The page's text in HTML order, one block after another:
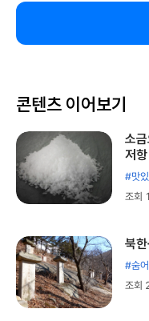
콘텐츠 이어보기
소
저
#맛
조회
북
#숨
조회